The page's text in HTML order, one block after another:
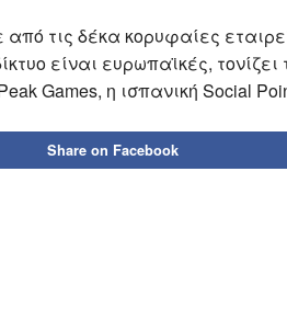
από τις δέκα κορυφαίες
είναι ευρωπαϊκές,
Games, η ισπανική Social
Share on Facebook